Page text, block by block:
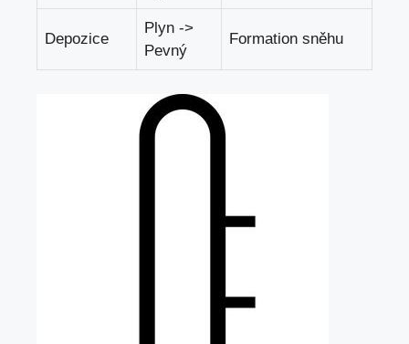
Depozice
Plyn ->
Pevný
Formation sněhu